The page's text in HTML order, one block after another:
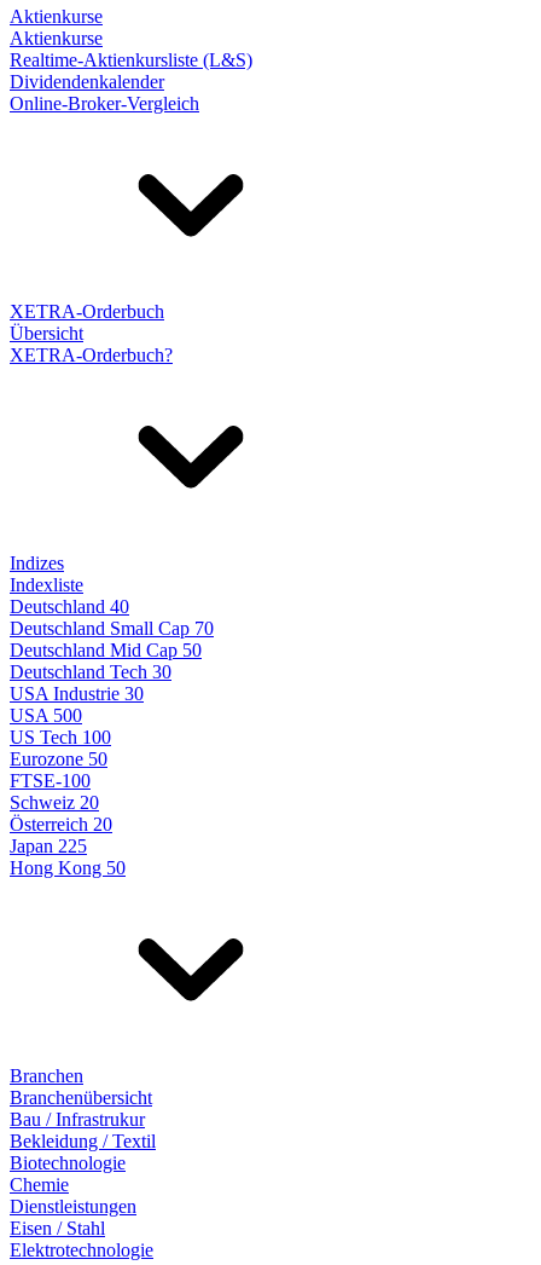
Aktienkurse
Aktienkurse
Realtime-Aktienkursliste (L&S)
Dividendenkalender
Online-Broker-Vergleich
XETRA-Orderbuch
Übersicht
XETRA-Orderbuch?
Indizes
Indexliste
Deutschland 40
Deutschland Small Cap 70
Deutschland Mid Cap 50
Deutschland Tech 30
USA Industrie 30
USA 500
US Tech 100
Eurozone 50
FTSE-100
Schweiz 20
Österreich 20
Japan 225
Hong Kong 50
Branchen
Branchenübersicht
Bau / Infrastrukur
Bekleidung / Textil
Biotechnologie
Chemie
Dienstleistungen
Eisen / Stahl
Elektrotechnologie